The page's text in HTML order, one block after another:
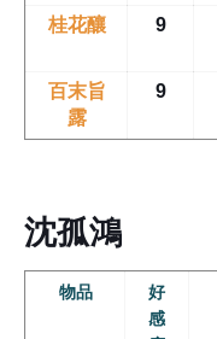
桂花釀
9
百末旨
露
9
沈孤鴻
物品
好
感